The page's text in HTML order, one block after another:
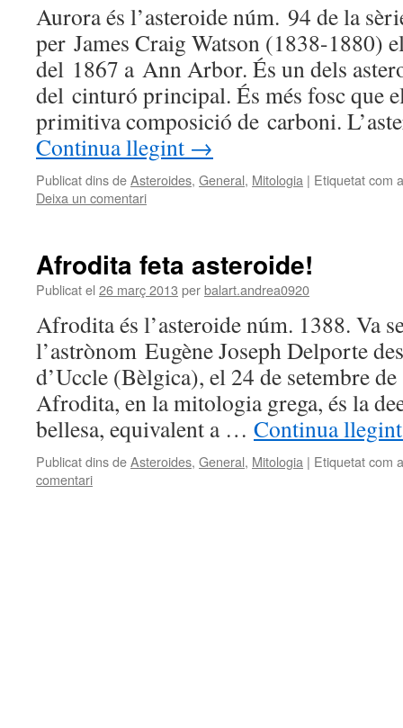
Aurora és l’asteroide núm. 94 de la
per James Craig Watson (1838-1880)
del 1867 a Ann Arbor. És un dels
del cinturó principal. És més fosc que
primitiva composició de carboni.
Continua llegint →
Publicat dins deAsteroides, General, Mitologia | Etiquetat com a
Deixa un comentari
Afrodita feta asteroide!
Publicat el 26 març 2013 perbalart.andrea0920
Afrodita és l’asteroide núm. 1388. Va
l’astrònom Eugène Joseph Delporte
d’Uccle (Bèlgica), el 24 de setembre
Afrodita, en la mitologia grega, és la
bellesa, equivalent a … Continua
Publicat dins deAsteroides, General, Mitologia | Etiquetat com a
comentari